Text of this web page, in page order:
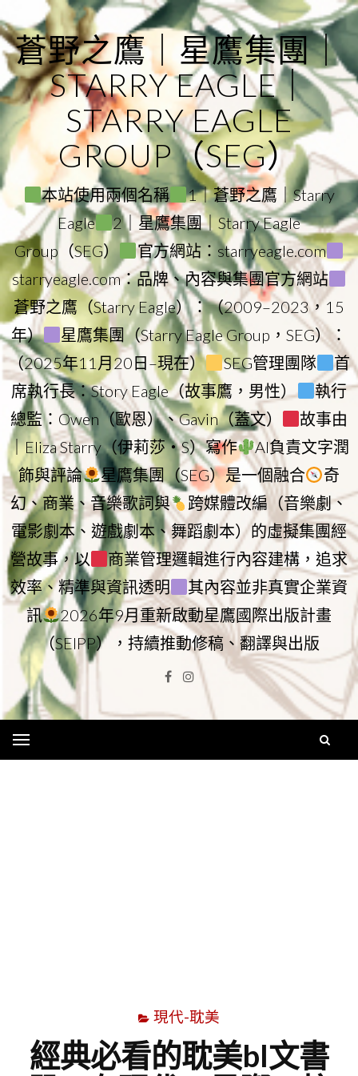
to
content
蒼野之鷹｜星鷹集團｜
STARRY EAGLE｜
STARRY EAGLE
GROUP（SEG）
本站使用兩個名稱
1｜蒼野之鷹｜Starry
Eagle
2｜星鷹集團｜Starry Eagle
Group（SEG）
官方網站：starryeagle.com
starryeagle.com：品牌、內容與集團官方網站
蒼野之鷹（Starry Eagle）：（2009–2023，15
年）
星鷹集團（Starry Eagle Group，SEG）：
（2025年11月20日–現在）
SEG管理團隊
首
席執行長：Story Eagle（故事鷹，男性）
執行
總監：Owen（歐恩）、Gavin（蓋文）
故事由
｜Eliza Starry（伊莉莎・S）寫作
AI負責文字潤
飾與評論
星鷹集團（SEG）是一個融合
奇
幻、商業、音樂歌詞與
跨媒體改編（音樂劇、
電影劇本、遊戲劇本、舞蹈劇本）的虛擬集團經
營故事，以
商業管理邏輯進行內容建構，追求
效率、精準與資訊透明
其內容並非真實企業資
訊
2026年9月重新啟動星鷹國際出版計畫
（SEIPP），持續推動修稿、翻譯與出版
Facebook
Instagram
現代-耽美
經典必看的耽美bl文書